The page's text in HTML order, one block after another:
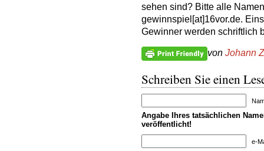
sehen sind? Bitte alle
gewinnspiel[at]16vor.de.
Gewinner werden schriftlich
von Johann
Schreiben Sie einen
Angabe Ihres tatsächlichen
veröffentlicht!
e-